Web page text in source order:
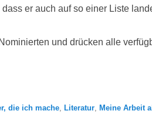
er auch auf so einer Liste
und drücken alle
die ich mache, Literatur, Meine Arbeit